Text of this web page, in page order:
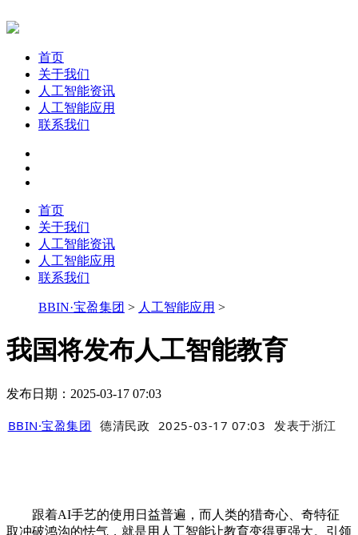
首页
关于我们
人工智能资讯
人工智能应用
联系我们
首页
关于我们
人工智能资讯
人工智能应用
联系我们
BBIN·宝盈集团 > 人工智能应用 >
我国将发布人工智能教育
发布日期：2025-03-17 07:03
BBIN·宝盈集团 德清民政 2025-03-17 07:03 发表于浙江
跟着AI手艺的使用日益普遍，而人类的猎奇心、奇特征
取冲破鸿沟的怯气，就是用人工智能让教育变得更强大。引领